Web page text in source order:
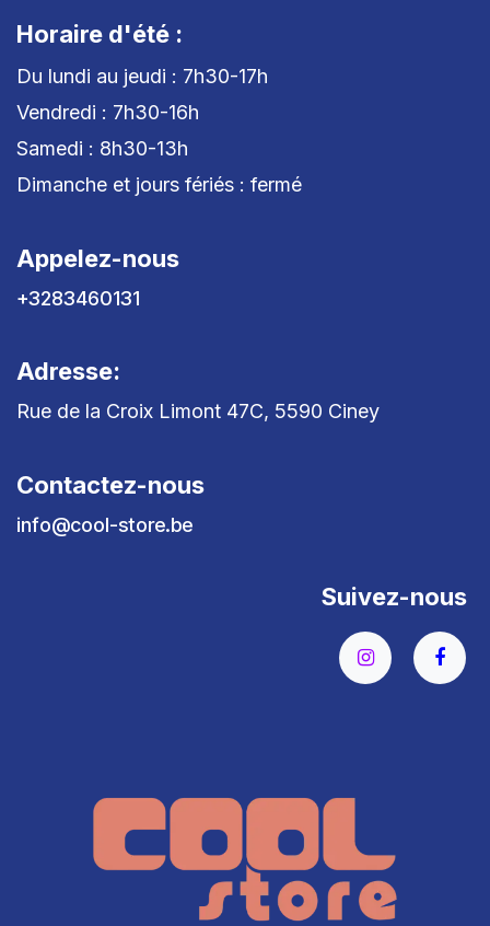
Horaire d'été :
Du lundi au jeudi : 7h30-17h
Vendredi : 7h30-16h
Samedi : 8h30-13h
Dimanche et jours fériés : fermé
Appelez-nous
+3283460131
Adresse:
Rue de la Croix Limont 47C, 5590 Ciney
Contactez-nous
info@cool-store.be
Suivez-nous